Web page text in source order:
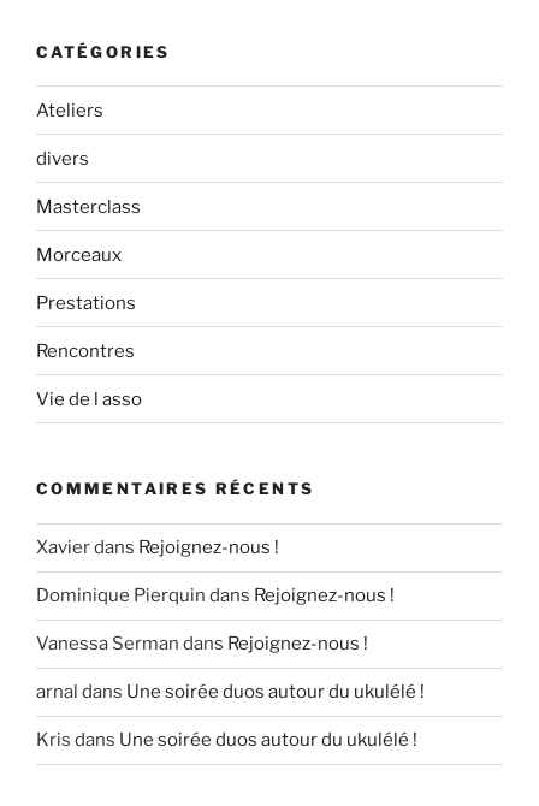
CATÉGORIES
Ateliers
divers
Masterclass
Morceaux
Prestations
Rencontres
Vie de l asso
COMMENTAIRES RÉCENTS
Xavierdans Rejoignez-nous !
Dominique Pierquin dans Rejoignez-nous !
Vanessa Serman dans Rejoignez-nous !
arnal dans Une soirée duos autour du ukulélé !
Kris dans Une soirée duos autour du ukulélé !